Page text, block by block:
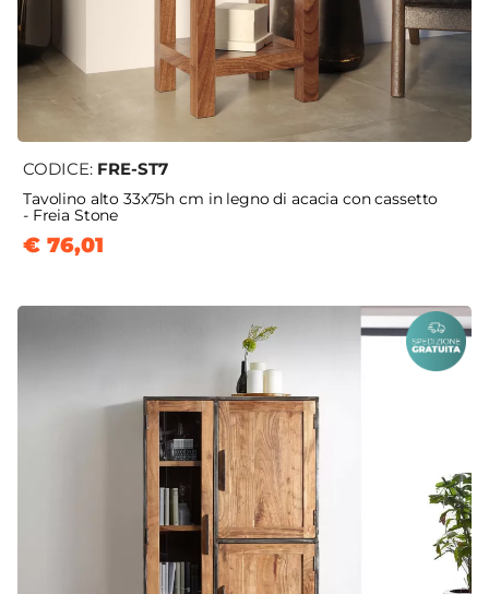
CODICE: FRE-ST7
Tavolino alto 33x75h cm in legno di acacia con cassetto
- Freia Stone
€ 76,01